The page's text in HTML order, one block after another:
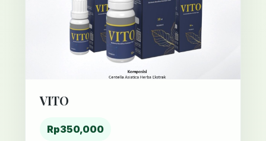
VITO
Rp350,000